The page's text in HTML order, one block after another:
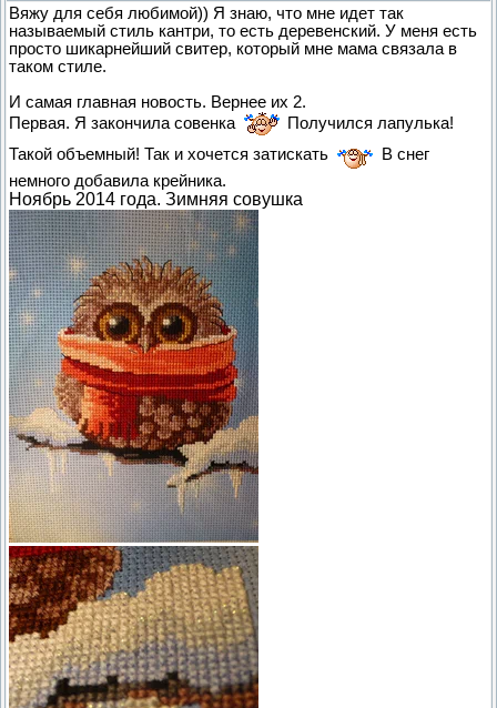
Вяжу для себя любимой)) Я знаю, что мне идет так
называемый стиль кантри, то есть деревенский. У меня есть
просто шикарнейший свитер, который мне мама связала в
таком стиле.
И самая главная новость. Вернее их 2.
Первая. Я закончила совенка
Получился лапулька!
Такой объемный! Так и хочется затискать
В снег
немного добавила крейника.
Ноябрь 2014 года. Зимняя совушка